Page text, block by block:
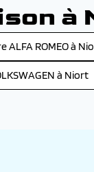
à
ALFA ROMEO à
à Niort